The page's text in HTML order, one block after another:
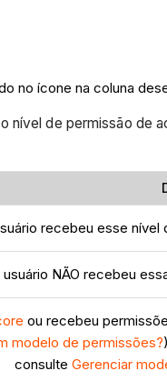
no ícone na coluna
de permissão de
recebeu esse
usuário NÃO recebeu
ou recebeu
modelo de permissões?
consulteGerenciar